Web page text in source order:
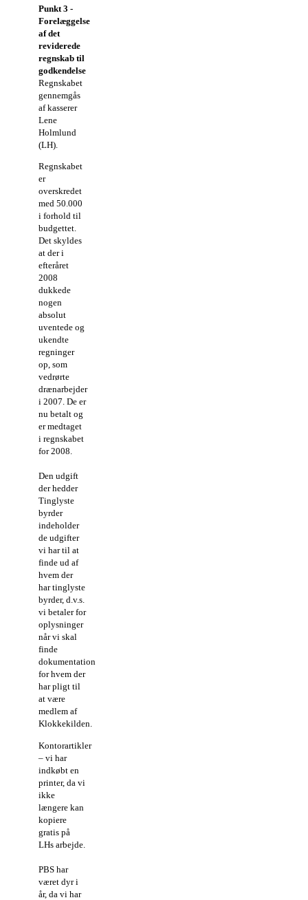
Punkt 3 -
Forelæggelse
af det
reviderede
regnskab til
godkendelse
Regnskabet
gennemgås
af kasserer
Lene
Holmlund
(LH).
Regnskabet
er
overskredet
med 50.000
i forhold til
budgettet.
Det skyldes
at der i
efteråret
2008
dukkede
nogen
absolut
uventede og
ukendte
regninger
op, som
vedrørte
drænarbejder
i 2007. De er
nu betalt og
er medtaget
i regnskabet
for 2008.
Den udgift
der hedder
Tinglyste
byrder
indeholder
de udgifter
vi har til at
finde ud af
hvem der
har tinglyste
byrder, d.v.s.
vi betaler for
oplysninger
når vi skal
finde
dokumentation
for hvem der
har pligt til
at være
medlem af
Klokkekilden.
Kontorartikler
– vi har
indkøbt en
printer, da vi
ikke
længere kan
kopiere
gratis på
LHs arbejde.
PBS har
været dyr i
år, da vi har